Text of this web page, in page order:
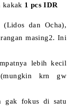
kakak 1 pcs IDR
(Lidos dan Ocha),
masing2. Ini
lebih kecil
krn gw
gak fokus di satu